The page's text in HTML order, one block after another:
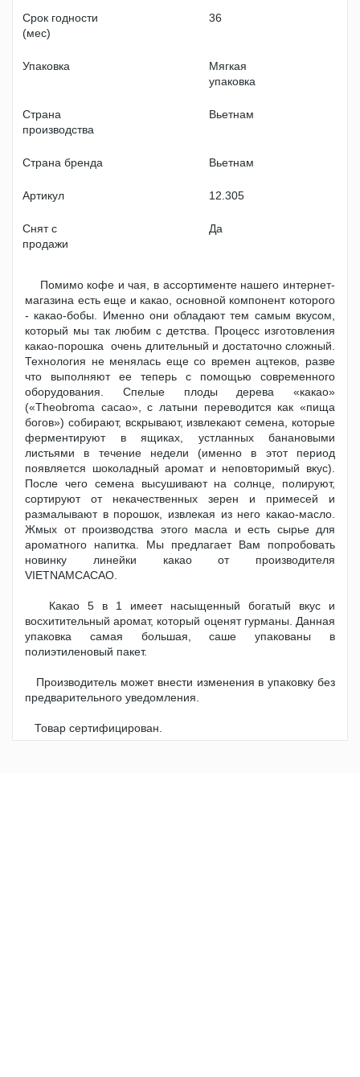
Срок годности
(мес)
36
Упаковка
Мягкая
упаковка
Страна
производства
Вьетнам
Страна бренда Вьетнам
Артикул 12.305
Снят с
продажи
Да
Помимо кофе и чая, в ассортименте нашего интернет-
магазина есть еще и какао, основной компонент которого
- какао-бобы. Именно они обладают тем самым вкусом,
который мы так любим с детства. Процесс изготовления
какао-порошка очень длительный и достаточно сложный.
Технология не менялась еще со времен ацтеков, разве
что выполняют ее теперь с помощью современного
оборудования. Спелые плоды дерева «какао»
(«Theobroma cacao», с латыни переводится как «пища
богов») собирают, вскрывают, извлекают семена, которые
ферментируют в ящиках, устланных банановыми
листьями в течение недели (именно в этот период
появляется шоколадный аромат и неповторимый вкус).
После чего семена высушивают на солнце, полируют,
сортируют от некачественных зерен и примесей и
размалывают в порошок, извлекая из него какао-масло.
Жмых от производства этого масла и есть сырье для
ароматного напитка. Мы предлагает Вам попробовать
новинку линейки какао от производителя
VIETNAMCACAO.
Какао 5 в 1 имеет насыщенный богатый вкус и
восхитительный аромат, который оценят гурманы. Данная
упаковка самая большая, саше упакованы в
полиэтиленовый пакет.
Производитель может внести изменения в упаковку без
предварительного уведомления.
Товар сертифицирован.